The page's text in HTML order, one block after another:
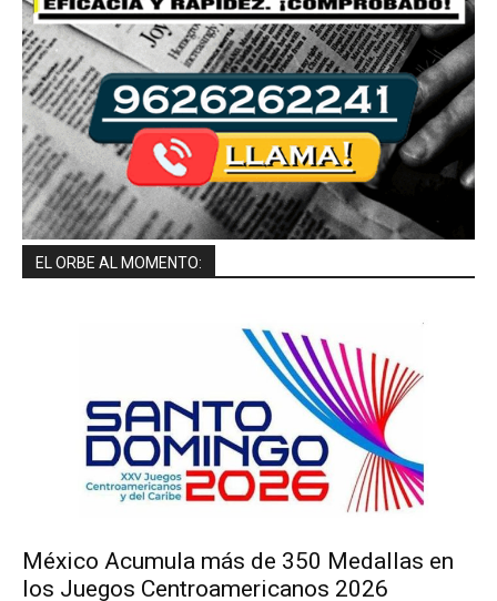
EL ORBE AL MOMENTO:
México Acumula más de 350 Medallas en
los Juegos Centroamericanos 2026